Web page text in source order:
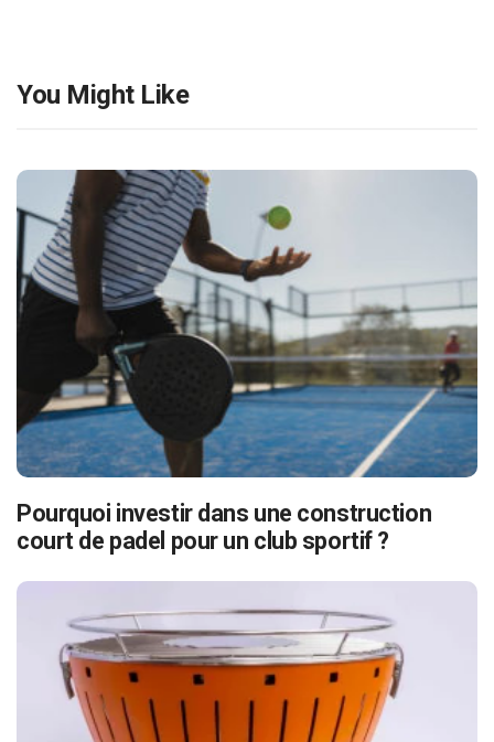
You Might Like
Pourquoi investir dans une construction
court de padel pour un club sportif ?